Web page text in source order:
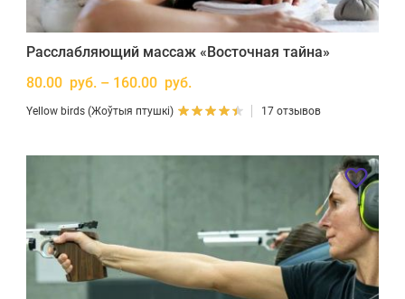
Расслабляющий массаж «Восточная тайна»
80.00 руб. – 160.00 руб.
Yellow birds (Жоўтыя птушкі) 17 отзывов